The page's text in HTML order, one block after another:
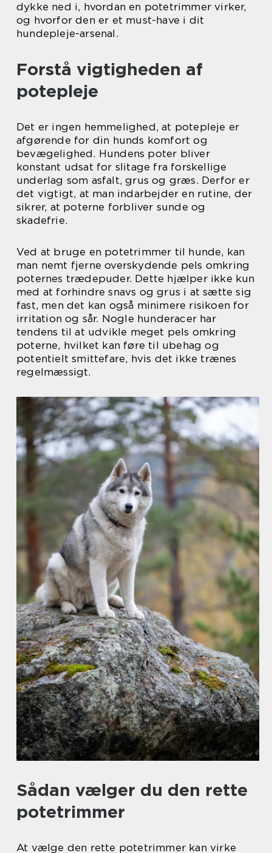
dykke ned i, hvordan en potetrimmer virker,
og hvorfor den er et must-have i dit
hundepleje-arsenal.
Forstå vigtigheden af
potepleje
Det er ingen hemmelighed, at potepleje er
afgørende for din hunds komfort og
bevægelighed. Hundens poter bliver
konstant udsat for slitage fra forskellige
underlag som asfalt, grus og græs. Derfor er
det vigtigt, at man indarbejder en rutine, der
sikrer, at poterne forbliver sunde og
skadefrie.
Ved at bruge en potetrimmer til hunde, kan
man nemt fjerne overskydende pels omkring
poternes trædepuder. Dette hjælper ikke kun
med at forhindre snavs og grus i at sætte sig
fast, men det kan også minimere risikoen for
irritation og sår. Nogle hunderacer har
tendens til at udvikle meget pels omkring
poterne, hvilket kan føre til ubehag og
potentielt smittefare, hvis det ikke trænes
regelmæssigt.
Sådan vælger du den rette
potetrimmer
At vælge den rette potetrimmer kan virke